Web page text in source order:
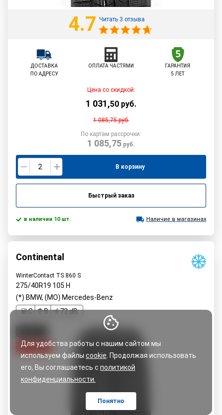
Для удобства работы с нашим сайтом мы
используем файлы cookie . Продолжая использовать
его, Вы соглашаетесь с политикой
конфиденциальности.
Понятно
4.7 Читать 3 отзыва
ДОСТАВКА
ПО АДРЕСУ
ОПЛАТА ЧАСТЯМИ
ГАРАНТИЯ
5 ЛЕТ
Цена со скидкой:
1 031,50 руб.
1 085,75руб.
По картам рассрочки:
1 085,75руб.
В корзину
Быстрый заказ
в наличии 10 шт. Наличие в магазинах
Continental
WinterContact TS 860 S
275/40R19 105 H
(*) BMW, (MO) Mercedes-Benz
C
B 72 dB
5% cкидка